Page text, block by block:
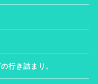
行き詰まり。
ホーム
サイトの紹介